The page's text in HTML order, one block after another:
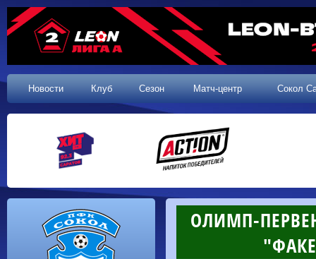
Новости Клуб Сезон Матч-центр Сокол
ОЛИМП-